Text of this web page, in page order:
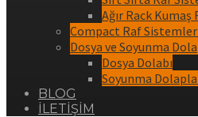
Ağır Rack Kumaş
Compact Raf
Dosya ve Soyunma
Dosya Dolabı
Soyunma
BLOG
İLETİŞİM